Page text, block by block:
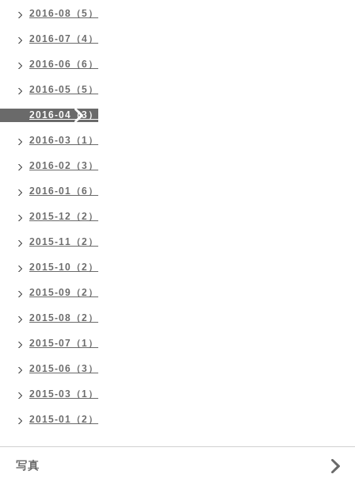
2016-08（5）
2016-07（4）
2016-06（6）
2016-05（5）
2016-04（3）
2016-03（1）
2016-02（3）
2016-01（6）
2015-12（2）
2015-11（2）
2015-10（2）
2015-09（2）
2015-08（2）
2015-07（1）
2015-06（3）
2015-03（1）
2015-01（2）
写真